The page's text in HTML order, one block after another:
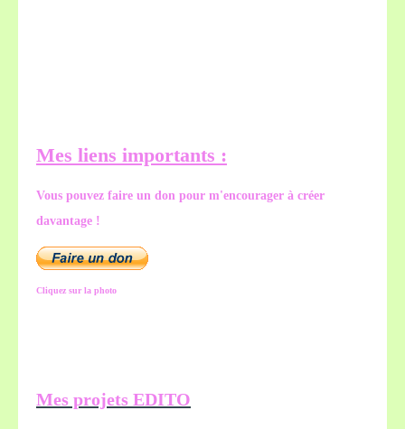
Mes liens importants :
Vous pouvez faire un don pour m'encourager à créer
davantage !
Cliquez sur la photo
Mes projets EDITO